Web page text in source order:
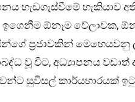
හැඩගැස්වීමේ හැකියාව
ඕනෑම වේලාවක,
ප්‍රජාවකින් මෙහෙයවනු
වූ විට, අධ්‍යාපනය වඩාත්
සුවිසල් කාර්යභාරයක්